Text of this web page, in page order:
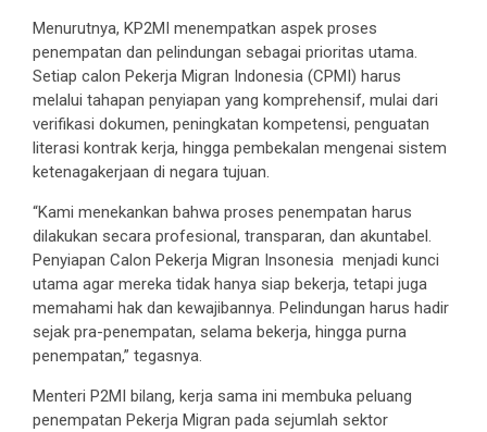
Menurutnya, KP2MI menempatkan aspek proses
penempatan dan pelindungan sebagai prioritas utama.
Setiap calon Pekerja Migran Indonesia (CPMI) harus
melalui tahapan penyiapan yang komprehensif, mulai dari
verifikasi dokumen, peningkatan kompetensi, penguatan
literasi kontrak kerja, hingga pembekalan mengenai sistem
ketenagakerjaan di negara tujuan.
“Kami menekankan bahwa proses penempatan harus
dilakukan secara profesional, transparan, dan akuntabel.
Penyiapan Calon Pekerja Migran Insonesia menjadi kunci
utama agar mereka tidak hanya siap bekerja, tetapi juga
memahami hak dan kewajibannya. Pelindungan harus hadir
sejak pra-penempatan, selama bekerja, hingga purna
penempatan,” tegasnya.
Menteri P2MI bilang, kerja sama ini membuka peluang
penempatan Pekerja Migran pada sejumlah sektor